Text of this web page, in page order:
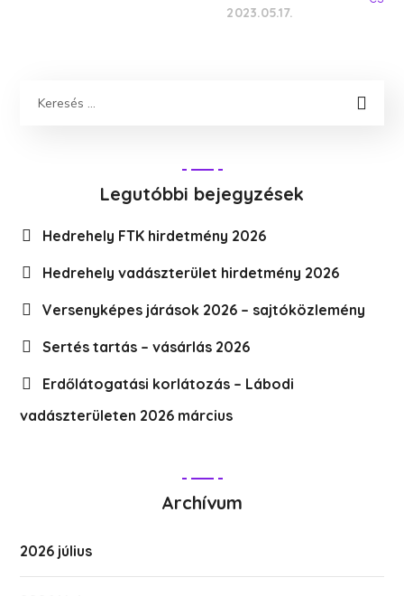
2023.05.17.
Legutóbbi bejegyzések
Hedrehely FTK hirdetmény 2026
Hedrehely vadászterület hirdetmény 2026
Versenyképes járások 2026 – sajtóközlemény
Sertés tartás – vásárlás 2026
Erdőlátogatási korlátozás – Lábodi
vadászterületen 2026 március
Archívum
2026 július